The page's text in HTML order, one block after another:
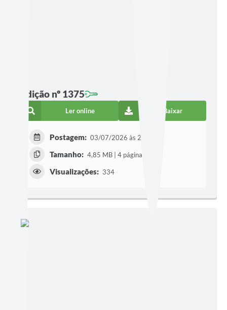
Edição nº 1375
Ler online Baixar
Postagem: 03/07/2026 às 20h12
Tamanho: 4,85 MB | 4 páginas
Visualizações: 334